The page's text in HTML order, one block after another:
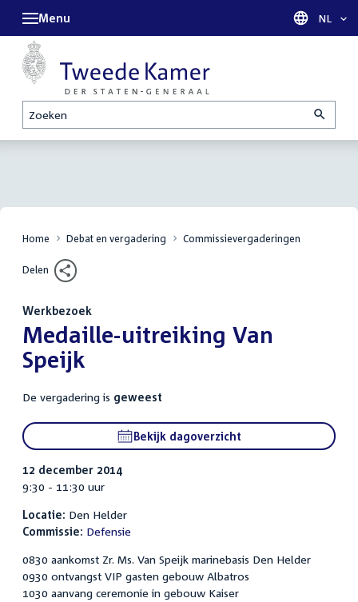
Zoeken
Menu Taal
NL
Home Debat en vergadering Commissievergaderingen
Delen
Werkbezoek
:Medaille-uitreiking Van
Speijk
De vergadering is geweest
Bekijk dagoverzicht
12 december 2014
9:30 - 11:30 uur
Locatie: Den Helder
Commissie: Defensie
0830 aankomst Zr. Ms. Van Speijk marinebasis Den Helder
0930 ontvangst VIP gasten gebouw Albatros
1030 aanvang ceremonie in gebouw Kaiser